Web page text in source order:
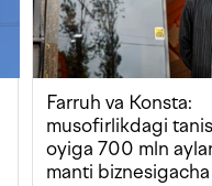
Farruh va Konsta:
musofirlikdagi
oyiga 700 mln
manti biznesigacha